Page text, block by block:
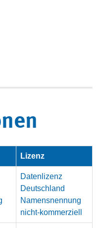
Lizenz
Datenlizenz
Deutschland
Namensnennung
nicht-kommerziell